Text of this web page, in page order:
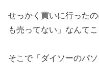
せっかく買いに行った
も売ってない」なんて
そこで「ダイソーのパ